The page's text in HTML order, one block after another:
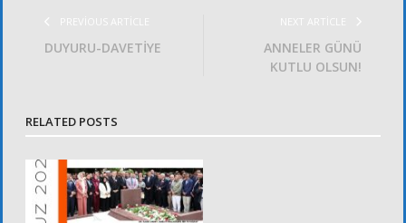
PREVIOUS ARTICLE
DUYURU-DAVETİYE
NEXT ARTICLE
ANNELER GÜNÜ
KUTLU OLSUN!
RELATED POSTS